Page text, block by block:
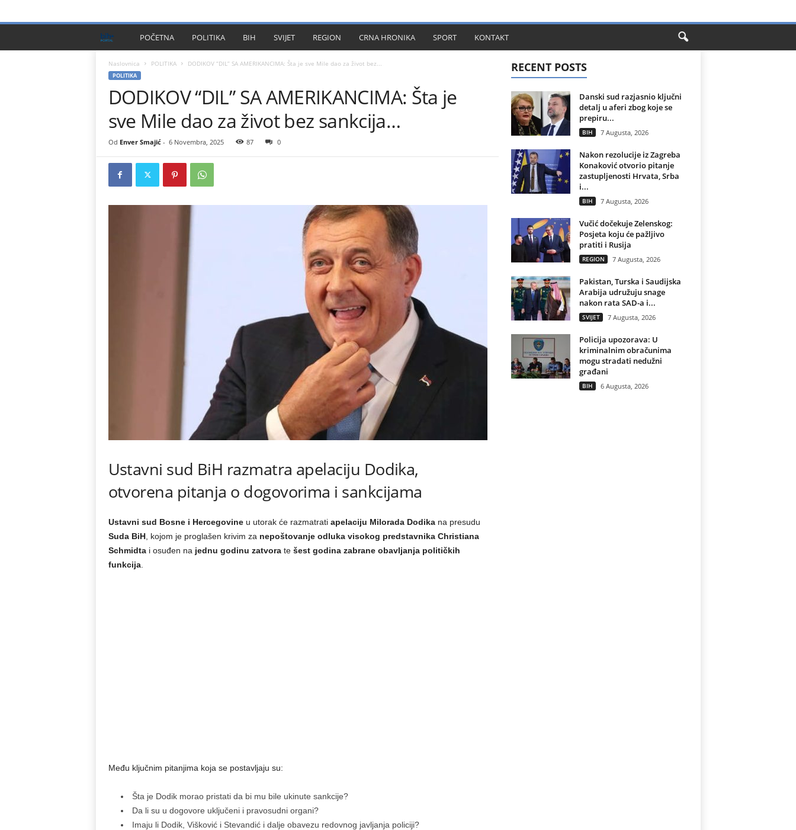
I
H
l
u
POČETNA POLITIKA BIH SVIJET REGION CRNA HRONIKA SPORT KONTAKT
Naslovnica POLITIKA DODIKOV “DIL” SA AMERIKANCIMA: Šta je sve Mile dao za život bez...
POLITIKA
DODIKOV “DIL” SA AMERIKANCIMA: Šta je
sve Mile dao za život bez sankcija…
Od Enver Smajić- 6 Novembra, 2025 87 0
Ustavni sud BiH razmatra apelaciju Dodika,
otvorena pitanja o dogovorima i sankcijama
Ustavni sud Bosne i Hercegovineu utorak će razmatrati apelaciju Milorada Dodikana presudu
Suda BiH, kojom je proglašen krivim za nepoštovanje odluka visokog predstavnika Christiana
Schmidtai osuđen na jednu godinu zatvorate šest godina zabrane obavljanja političkih
funkcija.
Među ključnim pitanjima koja se postavljaju su:
Šta je Dodik morao pristati da bi mu bile ukinute sankcije?
Da li su u dogovore uključeni i pravosudni organi?
Imaju li Dodik, Višković i Stevandić i dalje obavezu redovnog javljanja policiji?
RECENT POSTS
Danski sud razjasnio ključni
detalj u aferi zbog koje se
prepiru...
BIH 7 Augusta, 2026
Nakon rezolucije iz Zagreba
Konaković otvorio pitanje
zastupljenosti Hrvata, Srba
i...
BIH 7 Augusta, 2026
Vučić dočekuje Zelenskog:
Posjeta koju će pažljivo
pratiti i Rusija
REGION 7 Augusta, 2026
Pakistan, Turska i Saudijska
Arabija udružuju snage
nakon rata SAD-a i...
SVIJET 7 Augusta, 2026
Policija upozorava: U
kriminalnim obračunima
mogu stradati nedužni
građani
BIH 6 Augusta, 2026